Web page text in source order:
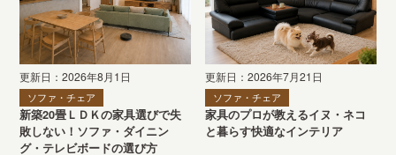
更新日：2026年8月1日
ソファ・チェア
新築20畳ＬＤＫの家具選びで失
敗しない！ソファ・ダイニン
グ・テレビボードの選び方
更新日：2026年7月21日
ソファ・チェア
家具のプロが教えるイヌ・ネコ
と暮らす快適なインテリア